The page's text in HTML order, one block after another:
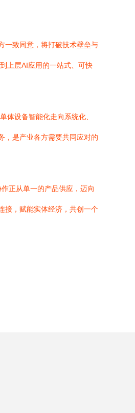
一致同意，将打破技术壁垒与
上层AI应用的一站式、可快
体设备智能化走向系统化、
，是产业各方需要共同应对的
正从单一的产品供应，迈向
接，赋能实体经济，共创一个